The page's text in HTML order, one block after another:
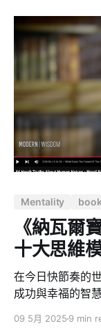
錯，所以寫下這篇分
麼要背數字」開始的備考頓悟
FATF 40 項建議
論；然而一踏進
員測驗》考場，
正決勝的是台灣
關』。」 這類的考題反覆出現 —— * 臨時性現金匯款 ≥3
萬元 就得標註身分 * 現金交易 ≥50 萬元 一律申報
STR 通報2 個營
Mentality
《納瓦爾
十大思維
在今日快節奏的
成功與幸福的智
法，幫助我們重
09 5月 2025 9 min